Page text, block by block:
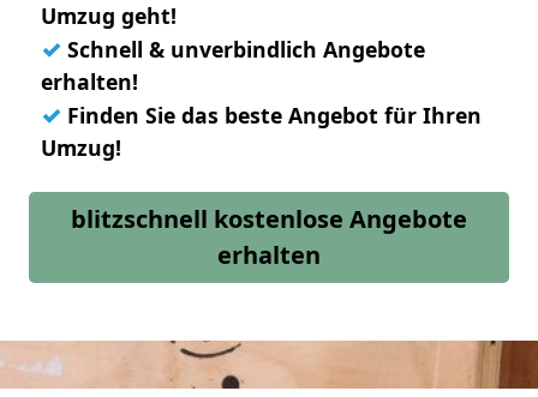
Umzug geht!
✓ Schnell & unverbindlich Angebote
erhalten!
✓ Finden Sie das beste Angebot für Ihren
Umzug!
blitzschnell kostenlose Angebote
erhalten